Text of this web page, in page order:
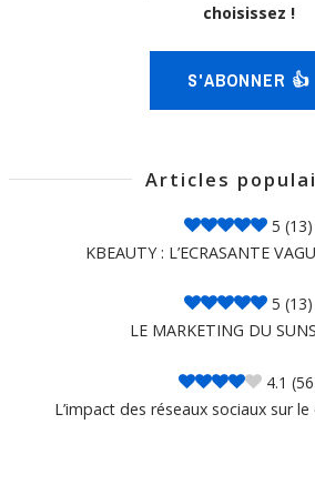
choisissez !
S'ABONNER 👍
Articles
5 (13)
KBEAUTY : L’ECRASANTE
5 (13)
LE MARKETING DU
4.1
L’impact des réseaux sociaux sur